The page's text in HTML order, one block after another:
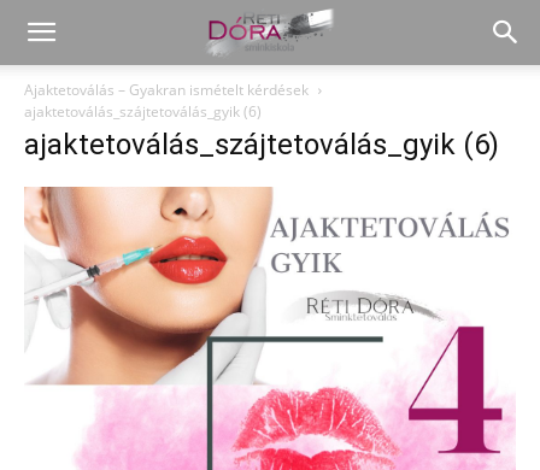
Ajaktetoválás – Gyakran ismételt kérdések
ajaktetoválás_szájtetoválás_gyik (6)
ajaktetoválás_szájtetoválás_gyik (6)